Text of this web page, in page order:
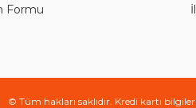
Formu
© Tüm hakları saklıdır. Kredi kartı